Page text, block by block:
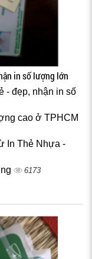
in số lượng lớn
- đẹp, nhận in số
cao ở TPHCM
In Thẻ Nhựa -
6173